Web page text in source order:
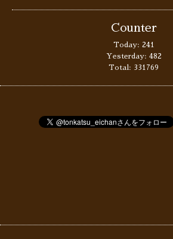
Counter
Today: 241
Yesterday: 482
Total: 331769